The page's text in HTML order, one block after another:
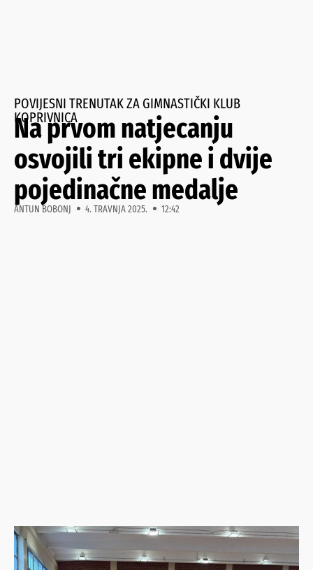
POVIJESNI TRENUTAK ZA GIMNASTIČKI KLUB
KOPRIVNICA
Na prvom natjecanju
osvojili tri ekipne i dvije
pojedinačne medalje
ANTUN BOBONJ 4. TRAVNJA 2025. 12:42